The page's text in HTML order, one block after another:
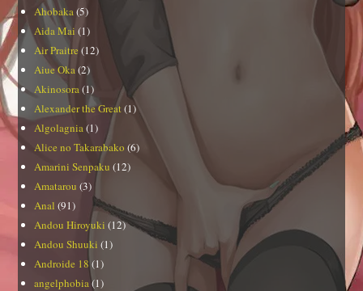
Ahobaka (5)
Aida Mai (1)
Air Praitre (12)
Aiue Oka (2)
Akinosora (1)
Alexander the Great (1)
Algolagnia (1)
Alice no Takarabako (6)
Amarini Senpaku (12)
Amatarou (3)
Anal (91)
Andou Hiroyuki (12)
Andou Shuuki (1)
Androide 18 (1)
angelphobia (1)